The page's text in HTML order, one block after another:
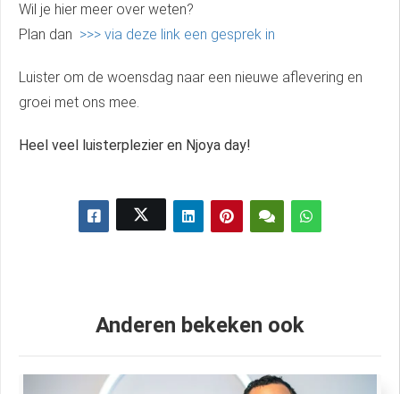
Wil je hier meer over weten?
Plan dan >>> via deze link een gesprek in
Luister om de woensdag naar een nieuwe aflevering en
groei met ons mee.
Heel veel luisterplezier en Njoya day!
Anderen bekeken ook